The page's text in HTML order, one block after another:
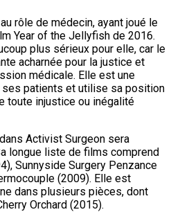
rôle de médecin, ayant joué le
Year of the Jellyfish de 2016.
plus sérieux pour elle, car le
acharnée pour la justice et
médicale. Elle est une
patients et utilise sa position
toute injustice ou inégalité
Activist Surgeon sera
longue liste de films comprend
Sunnyside Surgery Penzance
(2009). Elle est
dans plusieurs pièces, dont
Orchard (2015).